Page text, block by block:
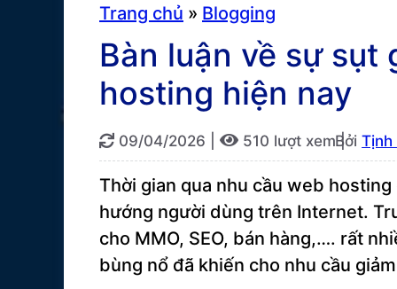
Trang chủ » Blogging
Bàn luận về sự sụt
hosting hiện nay
09/04/2026 510 lượt xem |BởiTịnh
Thời gian qua nhu cầu web
hướng người dùng trên Internet.
cho MMO, SEO, bán hàng,…. rất
bùng nổ đã khiến cho nhu cầu